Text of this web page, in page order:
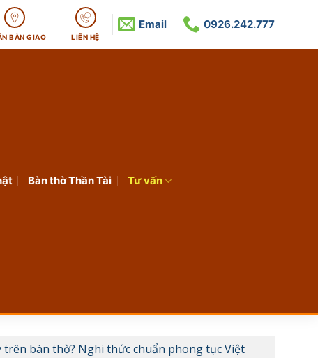
BÀN GIAO LIÊN HỆ
Email 0926.242.777
Bàn thờ Thần Tài Tư vấn
trên bàn thờ? Nghi thức chuẩn phong tục Việt